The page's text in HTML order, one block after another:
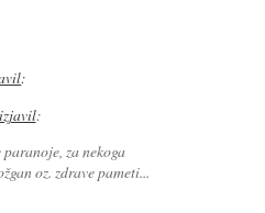
:
izjavil:
za nekoga
oz. zdrave pameti...